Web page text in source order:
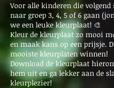
Voor alle kinderen die volgend
naar groep 3, 4, 5 of 6 gaan
we een leuke kleurplaat! 🎨
Kleur de kleurplaat zo mooi
en maak kans op een prijsje.
mooiste kleurplaten winnen!
Download de kleurplaat
hem uit en ga lekker aan de
kleurplezier!